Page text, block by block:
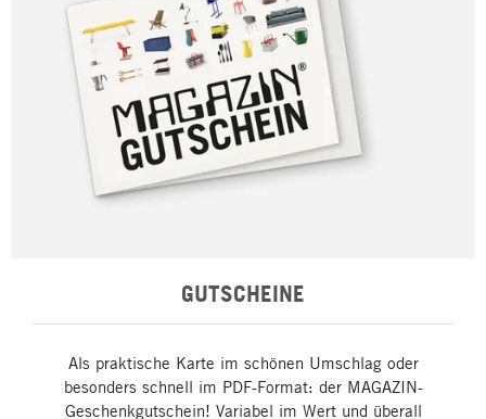
GUTSCHEINE
Als praktische Karte im schönen Umschlag oder
besonders schnell im PDF-Format: der MAGAZIN-
Geschenkgutschein! Variabel im Wert und überall